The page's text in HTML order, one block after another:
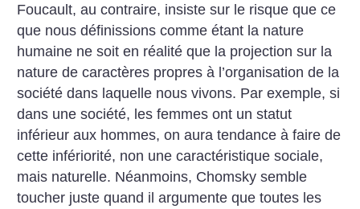
Foucault, au contraire, insiste sur le risque que ce
que nous définissions comme étant la nature
humaine ne soit en réalité que la projection sur la
nature de caractères propres à l’organisation de la
société dans laquelle nous vivons. Par exemple, si
dans une société, les femmes ont un statut
inférieur aux hommes, on aura tendance à faire de
cette infériorité, non une caractéristique sociale,
mais naturelle. Néanmoins, Chomsky semble
toucher juste quand il argumente que toutes les